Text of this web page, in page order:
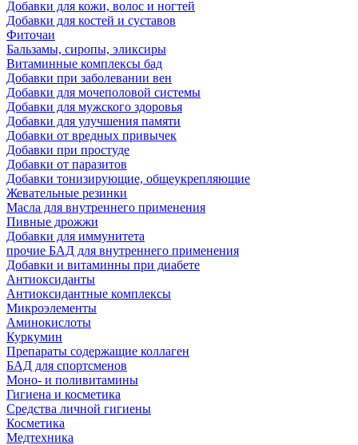
Добавки для кожи, волос и ногтей
Добавки для костей и суставов
Фиточаи
Бальзамы, сиропы, эликсиры
Витаминные комплексы бад
Добавки при заболевании вен
Добавки для мочеполовой системы
Добавки для мужского здоровья
Добавки для улучшения памяти
Добавки от вредных привычек
Добавки при простуде
Добавки от паразитов
Добавки тонизирующие, общеукрепляющие
Жевательные резинки
Масла для внутреннего применения
Пивные дрожжи
Добавки для иммунитета
прочие БАД для внутреннего применения
Добавки и витаминны при диабете
Антиоксиданты
Антиоксидантные комплексы
Микроэлементы
Аминокислоты
Куркумин
Препараты содержащие коллаген
БАД для спортсменов
Моно- и поливитамины
Гигиена и косметика
Средства личной гигиены
Косметика
Медтехника